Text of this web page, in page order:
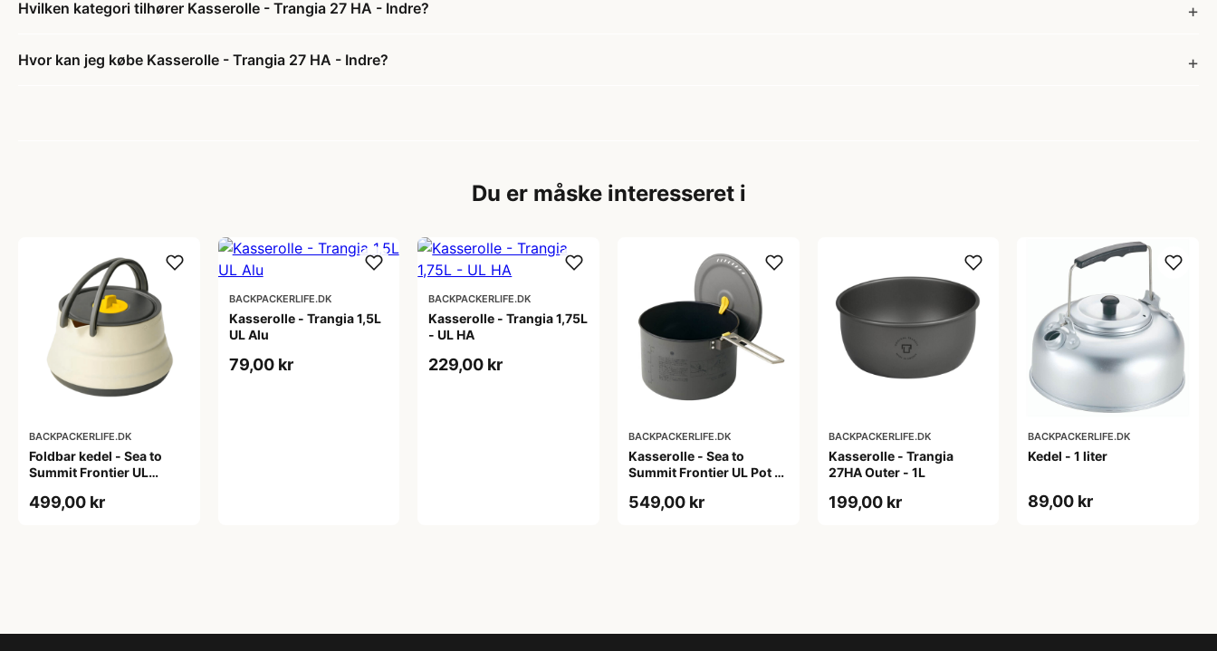
Hvilken kategori tilhører Kasserolle - Trangia 27 HA - Indre?
Hvor kan jeg købe Kasserolle - Trangia 27 HA - Indre?
Du er måske interesseret i
BACKPACKERLIFE.DK
Foldbar kedel - Sea to
Summit Frontier UL
liter
499,00 kr
BACKPACKERLIFE.DK
Kasserolle - Trangia 1,5L
UL Alu
79,00 kr
BACKPACKERLIFE.DK
Kasserolle - Trangia 1,75L
- UL HA
229,00 kr
BACKPACKERLIFE.DK
Kasserolle - Sea to
Summit Frontier UL Pot -
549,00 kr
BACKPACKERLIFE.DK
Kasserolle - Trangia
27HA Outer - 1L
199,00 kr
BACKPACKERLIFE.DK
Kedel - 1 liter
89,00 kr